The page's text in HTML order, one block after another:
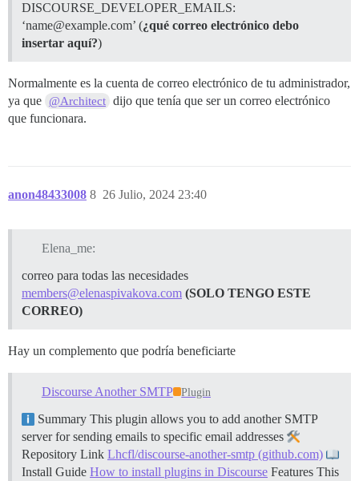
DISCOURSE_DEVELOPER_EMAILS:
‘name@example.com’ (¿qué correo electrónico debo
insertar aquí?)
Normalmente es la cuenta de correo electrónico de tu administrador,
ya que @Architect dijo que tenía que ser un correo electrónico
que funcionara.
anon48433008 26 Julio, 2024 23:40
8
Elena_me:
correo para todas las necesidades
members@elenaspivakova.com (SOLO TENGO ESTE
CORREO)
Hay un complemento que podría beneficiarte
Discourse Another SMTP Plugin
Summary This plugin allows you to add another SMTP
server for sending emails to specific email addresses
Repository Link Lhcfl/discourse-another-smtp (github.com)
Install Guide How to install plugins in Discourse Features This